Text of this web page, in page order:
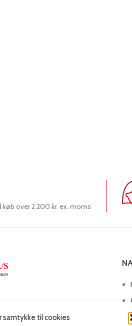
samtykke til cookies
køb over 2.200 kr. ex. moms